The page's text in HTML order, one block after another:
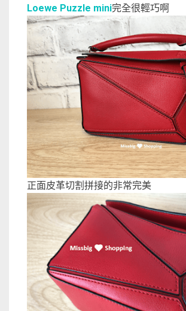
Loewe Puzzle mini完全很輕巧啊
正面皮革切割拼接的非常完美